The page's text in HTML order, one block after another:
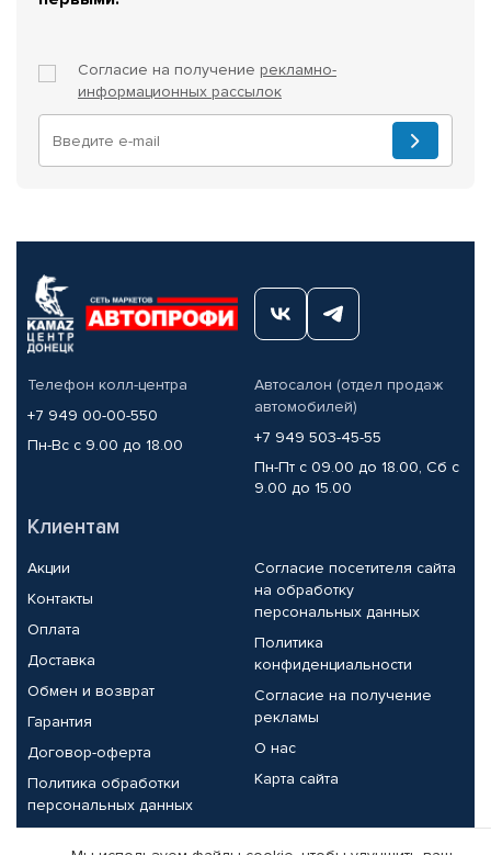
Согласие на получение рекламно-
информационных рассылок
Телефон колл-центра
+7 949 00-00-550
Пн-Вс с 9.00 до 18.00
Автосалон (отдел продаж
автомобилей)
+7 949 503-45-55
Пн-Пт с 09.00 до 18.00, Сб с
9.00 до 15.00
Клиентам
Акции
Контакты
Оплата
Доставка
Обмен и возврат
Гарантия
Договор-оферта
Политика обработки
персональных данных
Согласие посетителя сайта
на обработку
персональных данных
Политика
конфиденциальности
Согласие на получение
рекламы
О нас
Карта сайта